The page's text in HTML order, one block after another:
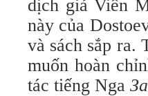
dịch giả Viên
này của
và sách sắp ra.
muốn hoàn
tác tiếng Nga